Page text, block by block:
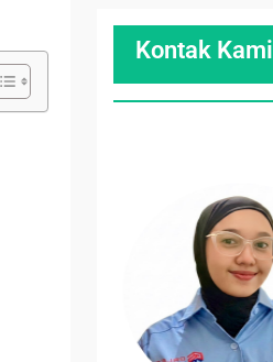
Kontak Kami